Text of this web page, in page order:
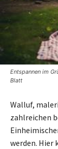
Entspannen im
Blatt
Walluf,
zahlreichen
werden. Hier